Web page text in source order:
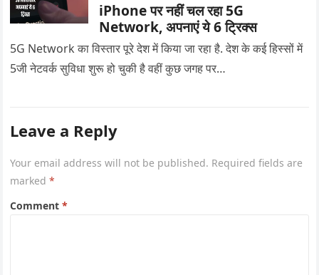
iPhone पर नहीं चल रहा 5G
Network, अपनाएं ये 6 ट्रिक्स
5G Network का विस्तार पूरे देश में किया जा रहा है. देश के कई हिस्सों में
5जी नेटवर्क सुविधा शुरू हो चुकी है वहीं कुछ जगह पर…
Leave a Reply
Your email address will not be published. Required fields are
marked*
Comment*